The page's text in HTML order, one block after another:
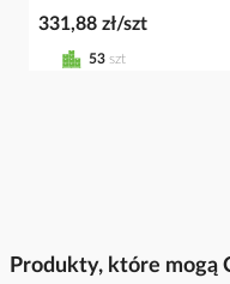
331,88 zł/szt
53 szt
Produkty, które mogą